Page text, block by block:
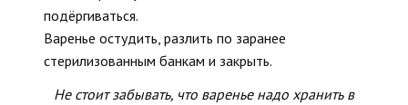
подёргиваться.
Варенье остудить, разлить по заранее
стерилизованным банкам и закрыть.
Не стоит забывать, что варенье надо хранить в